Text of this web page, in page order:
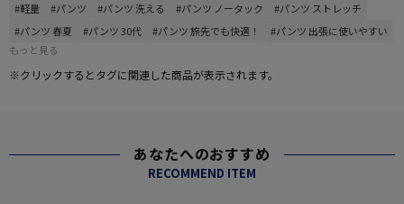
#軽量 #パンツ #パンツ 洗える #パンツ ノータック
#パンツ ストレッチ
#パンツ 春夏
#パンツ 30代 #パンツ 旅先でも快適！
#パンツ 出張に使いやすい
もっと見る
※クリックするとタグに関連した商品が表示されます。
あなたへのおすすめ
RECOMMEND ITEM